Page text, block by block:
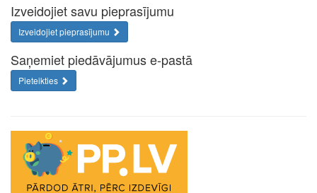
Izveidojiet savu pieprasījumu
Izveidojiet pieprasījumu
Saņemiet piedāvājumus e-pastā
Pieteikties